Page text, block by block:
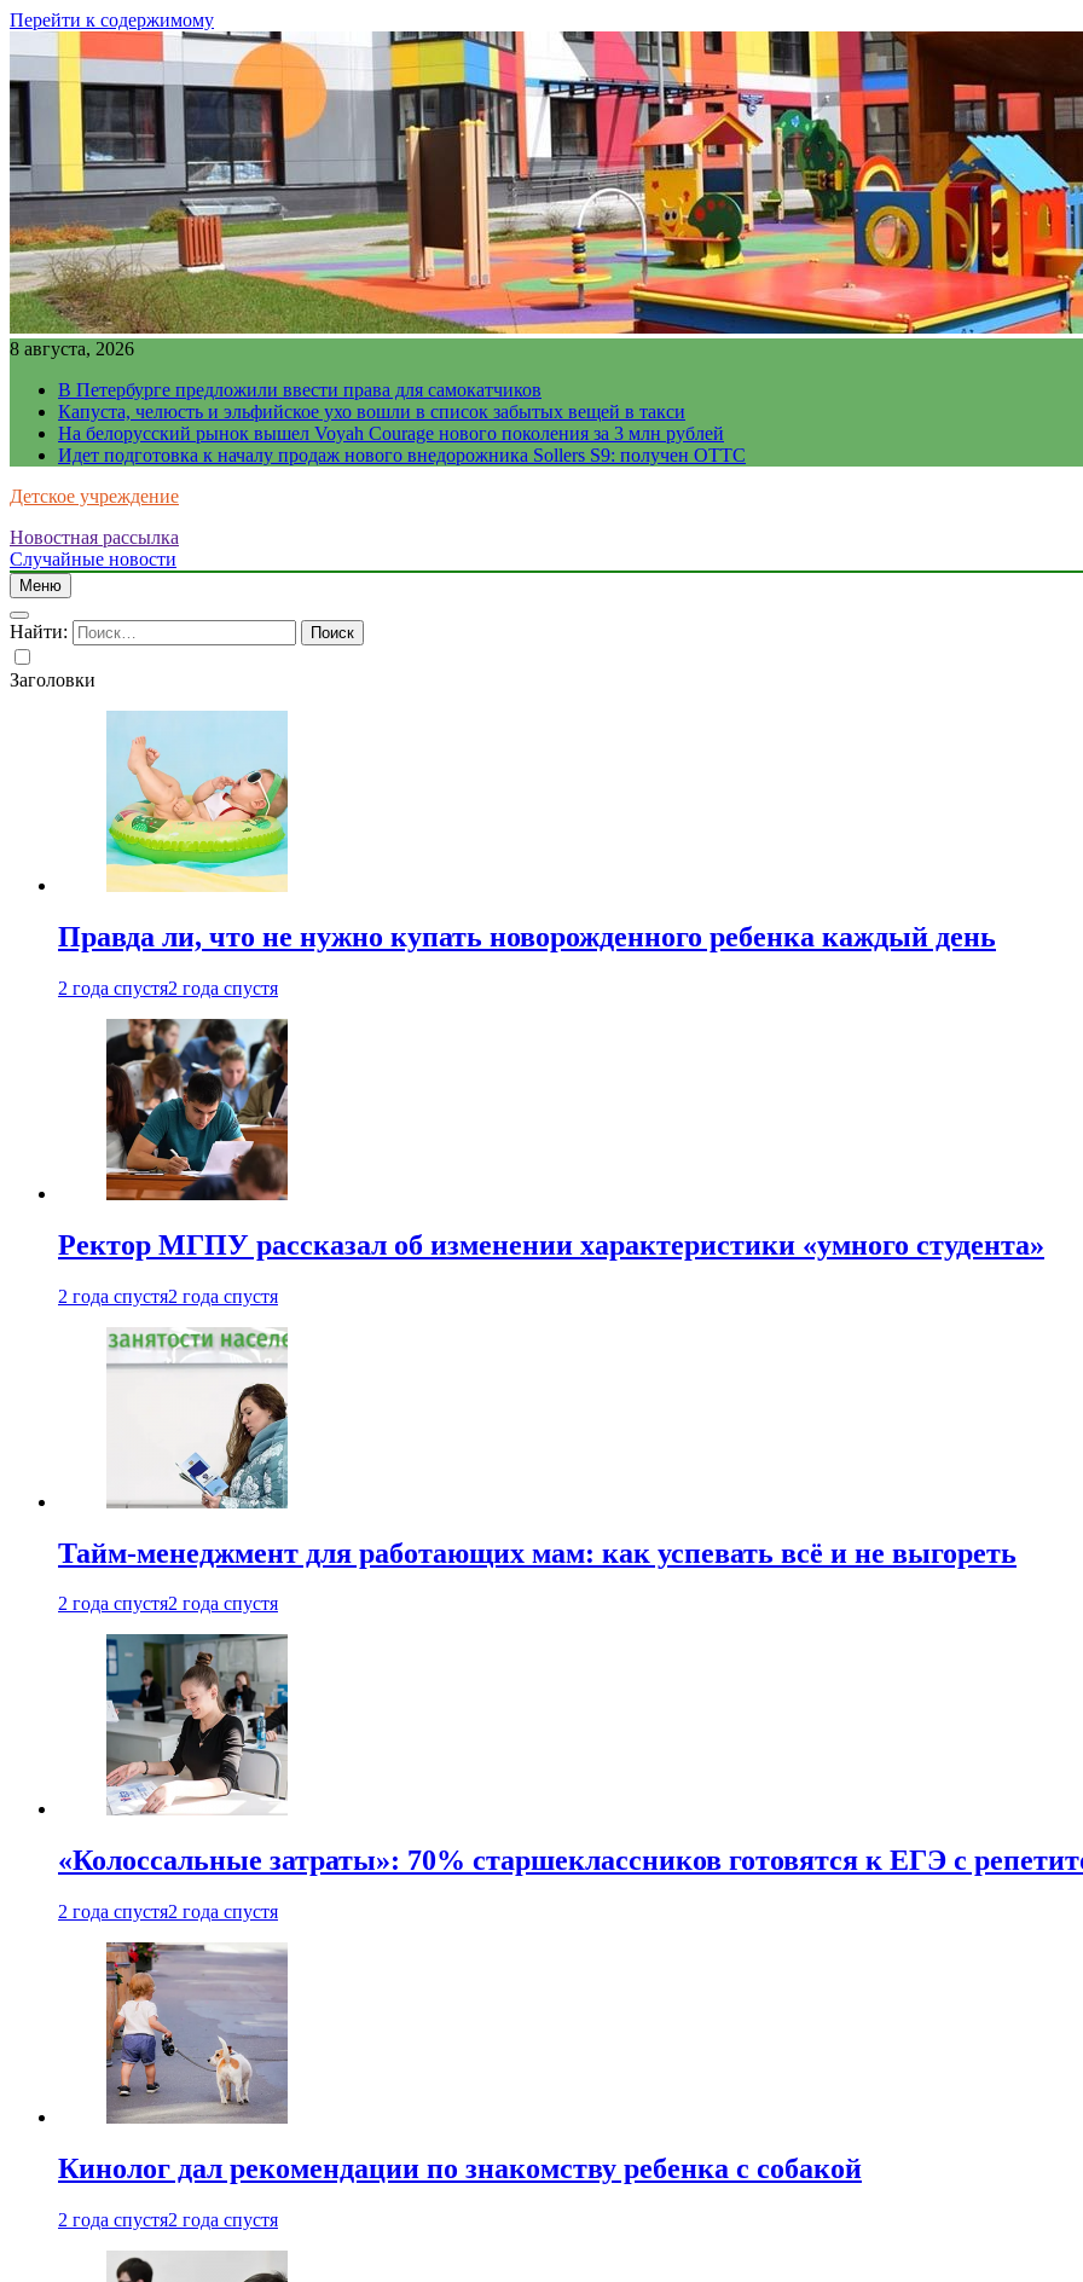
Перейти к содержимому
8 августа, 2026
В Петербурге предложили ввести права для самокатчиков
Капуста, челюсть и эльфийское ухо вошли в список забытых вещей в такси
На белорусский рынок вышел Voyah Courage нового поколения за 3 млн рублей
Идет подготовка к началу продаж нового внедорожника Sollers S9: получен ОТТС
Детское учреждение
Новостная рассылка
Случайные новости
Меню
Найти:
Заголовки
Правда ли, что не нужно купать новорожденного ребенка каждый день
2 года спустя2 года спустя
Ректор МГПУ рассказал об изменении характеристики «умного студента»
2 года спустя2 года спустя
Тайм-менеджмент для работающих мам: как успевать всё и не выгореть
2 года спустя2 года спустя
«Колоссальные затраты»: 70% старшеклассников готовятся к ЕГЭ с
2 года спустя2 года спустя
Кинолог дал рекомендации по знакомству ребенка с собакой
2 года спустя2 года спустя